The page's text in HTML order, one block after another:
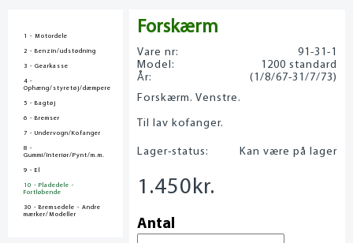
1 - Motordele
2 - Benzin/udstødning
3 - Gearkasse
4 -
Ophæng/styretøj/dæmpere
5 - Bagtøj
6 - Bremser
7 - Undervogn/Kofanger
8 -
Gummi/Interiør/Pynt/m.m.
9 - El
10 - Pladedele -
Fortløbende
30 - Bremsedele - Andre
mærker/Modeller
Forskærm
Vare nr:
91-31-1
Model:
1200 standard
År:
(1/8/67-31/7/73)
Forskærm. Venstre.
Til lav kofanger.
Lager-status: Kan være på lager
1.450 kr.
Antal